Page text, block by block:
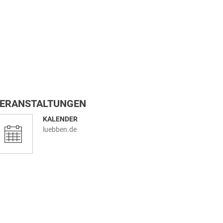
KALENDER
luebben.de